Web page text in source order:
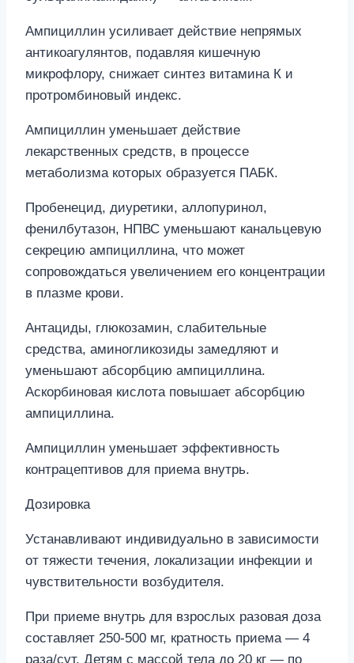
Ампициллин усиливает действие непрямых
антикоагулянтов, подавляя кишечную
микрофлору, снижает синтез витамина К и
протромбиновый индекс.
Ампициллин уменьшает действие
лекарственных средств, в процессе
метаболизма которых образуется ПАБК.
Пробенецид, диуретики, аллопуринол,
фенилбутазон, НПВС уменьшают канальцевую
секрецию ампициллина, что может
сопровождаться увеличением его концентрации
в плазме крови.
Антациды, глюкозамин, слабительные
средства, аминогликозиды замедляют и
уменьшают абсорбцию ампициллина.
Аскорбиновая кислота повышает абсорбцию
ампициллина.
Ампициллин уменьшает эффективность
контрацептивов для приема внутрь.
Дозировка
Устанавливают индивидуально в зависимости
от тяжести течения, локализации инфекции и
чувствительности возбудителя.
При приеме внутрь для взрослых разовая доза
составляет 250-500 мг, кратность приема — 4
раза/сут. Детям с массой тела до 20 кг — по